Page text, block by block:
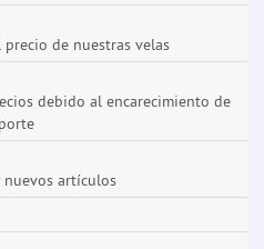
de nuestras velas
debido al encarecimiento de
artículos